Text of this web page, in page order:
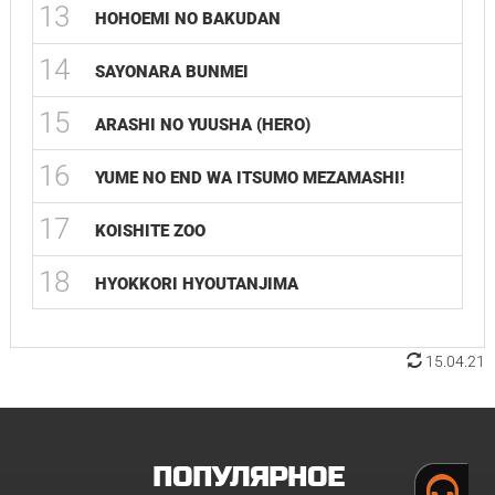
13 HOHOEMI NO BAKUDAN
14 SAYONARA BUNMEI
15 ARASHI NO YUUSHA (HERO)
16 YUME NO END WA ITSUMO MEZAMASHI!
17 KOISHITE ZOO
18 HYOKKORI HYOUTANJIMA
15.04.21
ПОПУЛЯРНОЕ